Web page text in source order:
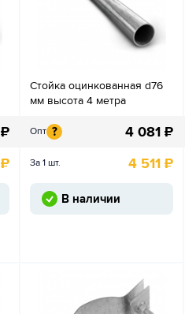
₽
₽
Стойка оцинкованная d76
мм высота 4 метра
Опт ? 4 081 ₽
За 1 шт. 4 511 ₽
В наличии